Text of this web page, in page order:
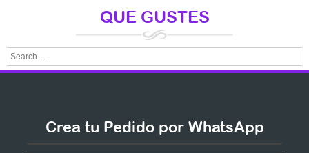
QUE GUSTES
Search
Crea tu Pedido por WhatsApp